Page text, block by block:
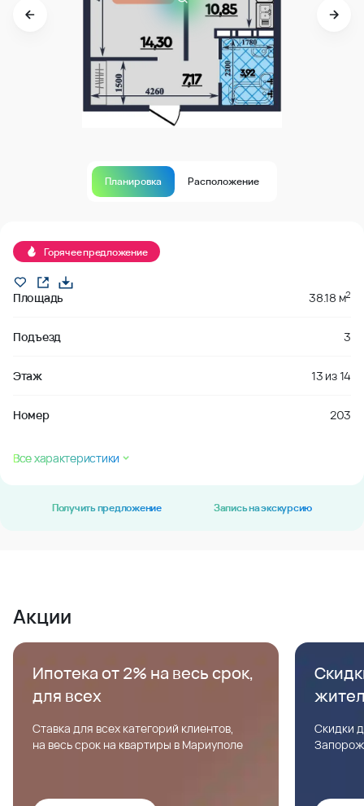
Планировка Расположение
Горячее предложение
Площадь 38.18 м2
Подъезд 3
Этаж 13 из14
Номер 203
Все характеристики
Получить предложение Запись на экскурсию
Акции
Ипотека от 2% на весь срок,
для всех
Ставка для всех категорий клиентов,
на весь срок на квартиры в Мариуполе
Скидки